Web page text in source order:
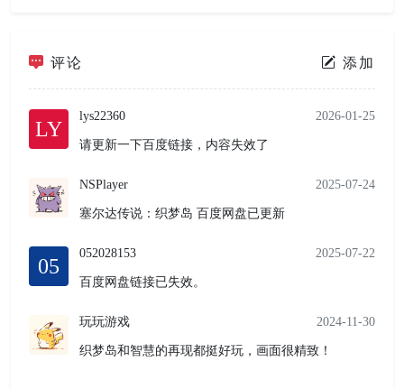
评论 添加
LY
lys22360 2026-01-25
请更新一下百度链接，内容失效了
NSPlayer 2025-07-24
塞尔达传说：织梦岛 百度网盘已更新
05
052028153 2025-07-22
百度网盘链接已失效。
玩玩游戏 2024-11-30
织梦岛和智慧的再现都挺好玩，画面很精致！